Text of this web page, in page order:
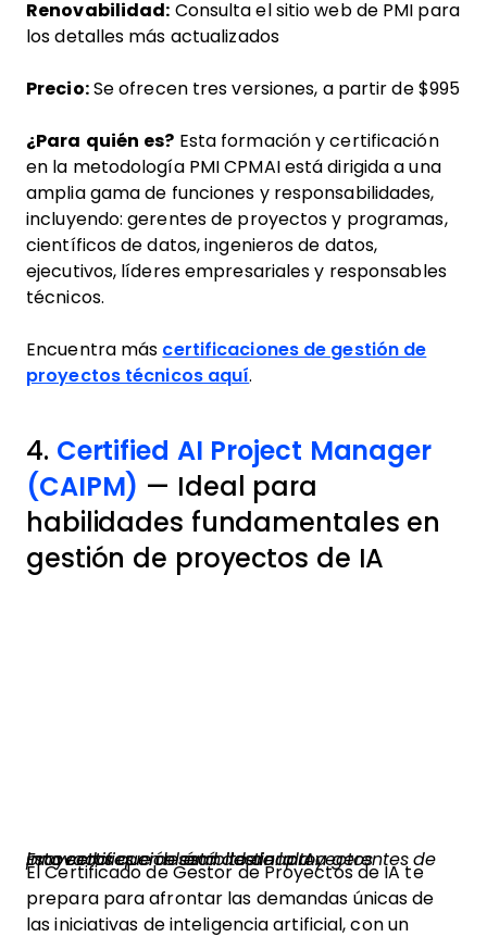
Renovabilidad: Consulta el sitio web de PMI para
los detalles más actualizados
Precio: Se ofrecen tres versiones, a partir de $995
¿Para quién es? Esta formación y certificación
en la metodología PMI CPMAI está dirigida a una
amplia gama de funciones y responsabilidades,
incluyendo: gerentes de proyectos y programas,
científicos de datos, ingenieros de datos,
ejecutivos, líderes empresariales y responsables
técnicos.
Encuentra más certificaciones de gestión de
proyectos técnicos aquí.
4. Certified AI Project Manager
(CAIPM) — Ideal para
habilidades fundamentales en
gestión de proyectos de IA
Esta certificación está destinada a gerentes de proyectos que desean liderar proyectos innovadores en el ámbito de la IA.
El Certificado de Gestor de Proyectos de IA te
prepara para afrontar las demandas únicas de
las iniciativas de inteligencia artificial, con un